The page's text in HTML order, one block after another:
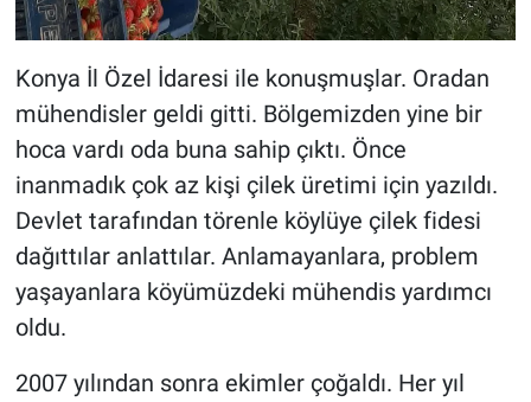
Konya İl Özel İdaresi ile konuşmuşlar. Oradan
mühendisler geldi gitti. Bölgemizden yine bir
hoca vardı oda buna sahip çıktı. Önce
inanmadık çok az kişi çilek üretimi için yazıldı.
Devlet tarafından törenle köylüye çilek fidesi
dağıttılar anlattılar. Anlamayanlara, problem
yaşayanlara köyümüzdeki mühendis yardımcı
oldu.
2007 yılından sonra ekimler çoğaldı. Her yıl